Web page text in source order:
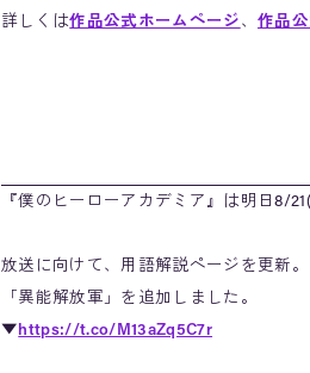
詳しくは作品公式ホームページ 、作品
『僕のヒーローアカデミア』は明日8/
放送に向けて、用語解説ページを更新。
「異能解放軍」を追加しました。
▼ https://t.co/M13aZq5C7r